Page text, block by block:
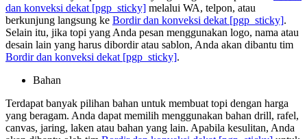
dan konveksi dekat [pgp_sticky] melalui WA, telpon, atau
berkunjung langsung ke Bordir dan konveksi dekat [pgp_sticky].
Selain itu, jika topi yang Anda pesan menggunakan logo, nama atau
desain lain yang harus dibordir atau sablon, Anda akan dibantu tim
Bordir dan konveksi dekat [pgp_sticky].
Bahan
Terdapat banyak pilihan bahan untuk membuat topi dengan harga
yang beragam. Anda dapat memilih menggunakan bahan drill, rafel,
canvas, jaring, laken atau bahan yang lain. Apabila kesulitan, Anda